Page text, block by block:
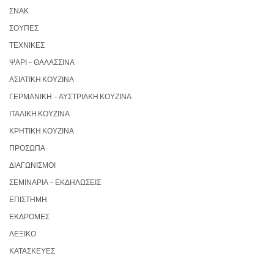
ΣΝΑΚ
ΣΟΎΠΕΣ
ΤΕΧΝΙΚΈΣ
ΨΆΡΙ – ΘΑΛΑΣΣΙΝΆ
ΑΣΙΑΤΙΚΉ ΚΟΥΖΊΝΑ
ΓΕΡΜΑΝΙΚΉ – ΑΥΣΤΡΙΑΚΉ ΚΟΥΖΊΝΑ
ΙΤΑΛΙΚΉ ΚΟΥΖΊΝΑ
ΚΡΗΤΙΚΉ ΚΟΥΖΊΝΑ
ΠΡΌΣΩΠΑ
ΔΙΑΓΩΝΙΣΜΟΊ
ΣΕΜΙΝΆΡΙΑ – ΕΚΔΗΛΏΣΕΙΣ
ΕΠΙΣΤΉΜΗ
ΕΚΔΡΟΜΈΣ
ΛΕΞΙΚΌ
ΚΑΤΑΣΚΕΥΈΣ